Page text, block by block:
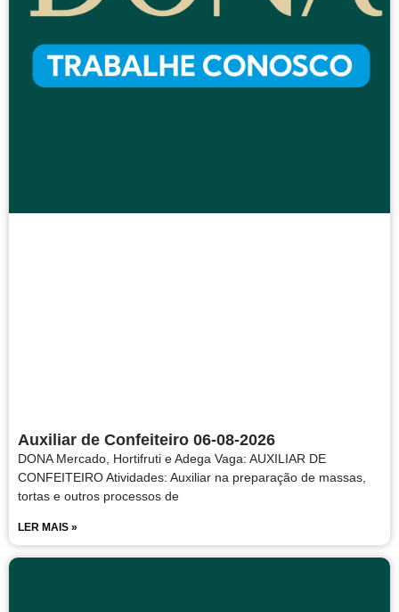
Auxiliar de Confeiteiro 06-08-2026
DONA Mercado, Hortifruti e Adega Vaga: AUXILIAR DE
CONFEITEIRO Atividades: Auxiliar na preparação de massas,
tortas e outros processos de
LER MAIS »